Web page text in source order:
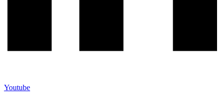
Youtube